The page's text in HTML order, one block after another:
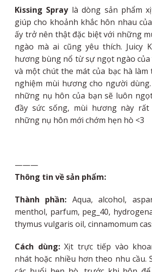
Kissing Spraylà dòng sản phẩm
giúp cho khoảnh khắc hôn nhau
ấy trở nên thật đặc biệt với những
ngào mà ai cũng yêu thích. Juicy
hương bùng nổ từ sự ngọt ngào
và một chút the mát của bạc hà
nghiệm mùi hương cho người dùng.
những nụ hôn của bạn sẽ luôn
đầy sức sống, mùi hương này
những nụ hôn mới chớm hẹn hò <3
———
Thông tin về sản phẩm:
Thành phần: Aqua, alcohol,
menthol, parfum, peg_40,
thymus vulgaris oil, cinnamomum
Cách dùng:Xịt trực tiếp vào
nhát hoặc nhiều hơn theo nhu cầu.